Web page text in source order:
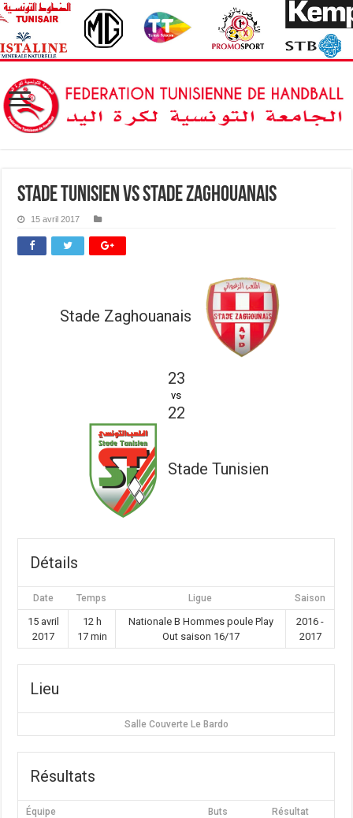
Stade Tunisien vs Stade Zaghouanais
15 avril 2017
Stade Zaghouanais
23
vs
22
Stade Tunisien
Détails
Date Temps Ligue Saison
15 avril
2017
12 h
17 min
Nationale B Hommes poule Play
Out saison 16/17
2016 -
2017
Lieu
Salle Couverte Le Bardo
Résultats
Équipe Buts Résultat